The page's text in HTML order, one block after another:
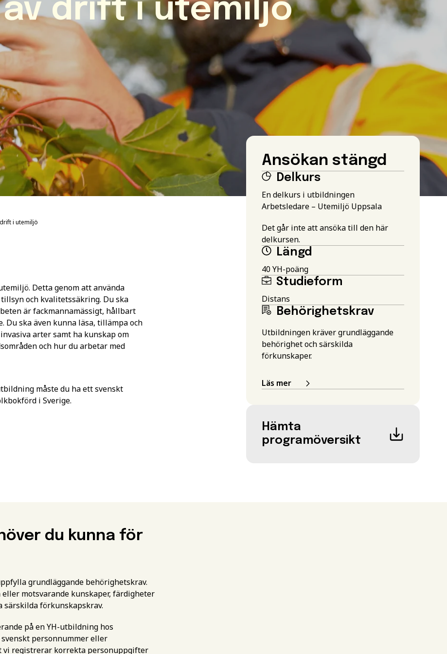
drift i utemiljö
i utemiljö
Detta genom att använda
och kvalitetssäkring. Du ska
är fackmannamässigt, hållbart
ska även kunna läsa, tillämpa och
arter samt ha kunskap om
och hur du arbetar med
måste du ha ett svenskt
i Sverige.
Ansökan stängd
Delkurs
En delkurs i utbildningen
Arbetsledare – Utemiljö Uppsala
Det går inte att ansöka till den här
delkursen.
Längd
40 YH-poäng
Studieform
Distans
Behörighetskrav
Utbildningen kräver grundläggande
behörighet och särskilda
förkunskaper.
Läs mer
Hämta
programöversikt
du kunna för
grundläggande behörighetskrav.
motsvarande kunskaper, färdigheter
särskilda förkunskapskrav.
på en YH-utbildning hos
personnummer eller
vi registrerar korrekta personuppgifter